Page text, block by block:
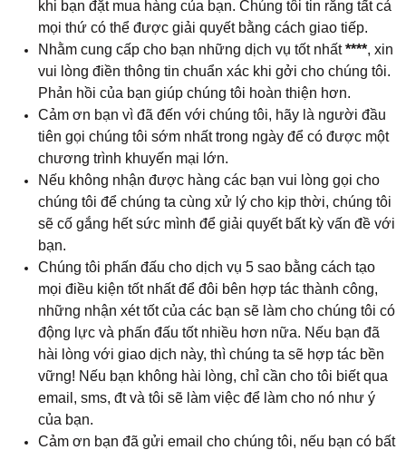
khi bạn đặt mua hàng của bạn. Chúng tôi tin rằng tất cả
mọi thứ có thể được giải quyết bằng cách giao tiếp.
Nhằm cung cấp cho bạn những dịch vụ tốt nhất****, xin
vui lòng điền thông tin chuẩn xác khi gởi cho chúng tôi.
Phản hồi của bạn giúp chúng tôi hoàn thiện hơn.
Cảm ơn bạn vì đã đến với chúng tôi, hãy là người đầu
tiên gọi chúng tôi sớm nhất trong ngày để có được một
chương trình khuyến mại lớn.
Nếu không nhận được hàng các bạn vui lòng gọi cho
chúng tôi để chúng ta cùng xử lý cho kịp thời, chúng tôi
sẽ cố gắng hết sức mình để giải quyết bất kỳ vấn đề với
bạn.
Chúng tôi phấn đấu cho dịch vụ 5 sao bằng cách tạo
mọi điều kiện tốt nhất để đôi bên hợp tác thành công,
những nhận xét tốt của các bạn sẽ làm cho chúng tôi có
động lực và phấn đấu tốt nhiều hơn nữa. Nếu bạn đã
hài lòng với giao dịch này, thì chúng ta sẽ hợp tác bền
vững! Nếu bạn không hài lòng, chỉ cần cho tôi biết qua
email, sms, đt và tôi sẽ làm việc để làm cho nó như ý
của bạn.
Cảm ơn bạn đã gửi email cho chúng tôi, nếu bạn có bất